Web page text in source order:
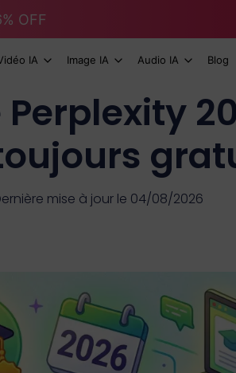
OFF
IA Image IA Audio IA Blog
mise à jour le 04/08/2026